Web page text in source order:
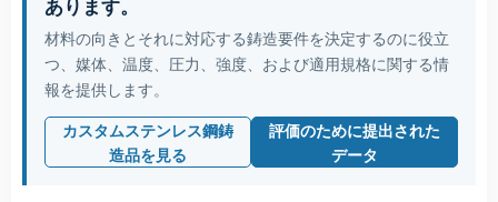
あります。
材料の向きとそれに対応する鋳造要件を決定するのに役立
つ、媒体、温度、圧力、強度、および適用規格に関する情
報を提供します。
カスタムステンレス鋼鋳
造品を見る
評価のために提出された
データ